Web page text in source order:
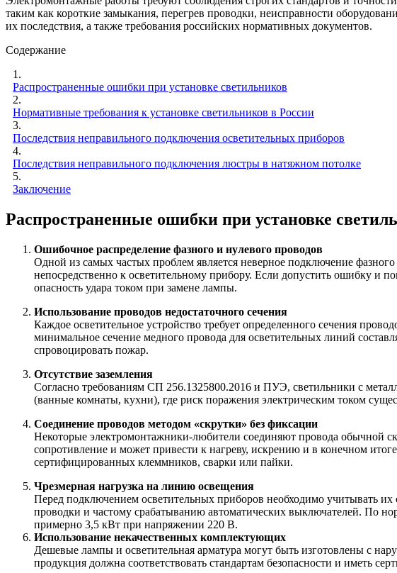
таким как короткие замыкания, перегрев проводки, неисправности
их последствия, а также требования российских нормативных документов.
Содержание
1.
Распространенные ошибки при установке светильников
2.
Нормативные требования к установке светильников в России
3.
Последствия неправильного подключения осветительных приборов
4.
Последствия неправильного подключения люстры в натяжном потолке
5.
Заключение
Распространенные ошибки при установке
Ошибочное распределение фазного и нулевого проводов
Одной из самых частых проблем является неверное подключение
непосредственно к осветительному прибору. Если допустить ошибку и
опасность удара током при замене лампы.
Использование проводов недостаточного сечения
Каждое осветительное устройство требует определенного сечения
минимальное сечение медного провода для осветительных линий
спровоцировать пожар.
Отсутствие заземления
Согласно требованиям СП 256.1325800.2016 и ПУЭ, светильники с
(ванные комнаты, кухни), где риск поражения электрическим током
Соединение проводов методом «скрутки» без фиксации
Некоторые электромонтажники-любители соединяют провода обычной
сопротивление и может привести к нагреву, искрению и в конечном
сертифицированных клеммников, сварки или пайки.
Чрезмерная нагрузка на линию освещения
Перед подключением осветительных приборов необходимо учитывать
проводки и частому срабатыванию автоматических выключателей. По
примерно 3,5 кВт при напряжении 220 В.
Использование некачественных комплектующих
Дешевые лампы и осветительная арматура могут быть изготовлены с
продукция должна соответствовать стандартам безопасности и иметь